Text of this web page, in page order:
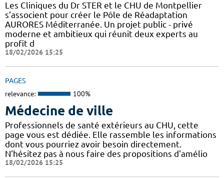
Les Cliniques du Dr STER et le CHU de Montpellier
s’associent pour créer le Pôle de Réadaptation
AURORES Méditerranée. Un projet public - privé
moderne et ambitieux qui réunit deux experts au
profit d
18/02/2026 15:25
PAGES
relevance: 100%
Médecine de ville
Professionnels de santé extérieurs au CHU, cette
page vous est dédiée. Elle rassemble les informations
dont vous pourriez avoir besoin directement.
N'hésitez pas à nous faire des propositions d'amélio
18/02/2026 15:25